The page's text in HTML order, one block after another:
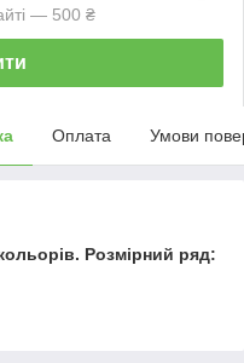
— 500 ₴
Оплата Умови
Розмірний ряд: